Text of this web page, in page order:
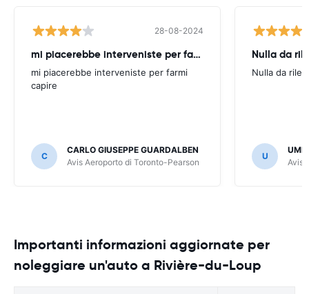
28-08-2024
mi piacerebbe interveniste per farmi
mi piacerebbe interveniste per farmi
capire
C
CARLO GIUSEPPE GUARDALBEN
Avis Aeroporto di Toronto-Pearson
Nulla da
Nulla da
U
Avis
Importanti informazioni aggiornate per
noleggiare un'auto a Rivière-du-Loup